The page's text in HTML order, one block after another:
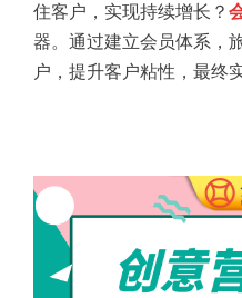
住客户，实现持续增长？
器。通过建立会员体系，
户，提升客户粘性，最终